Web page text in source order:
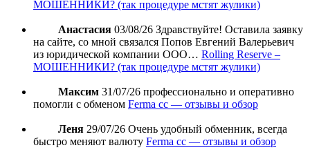
МОШЕННИКИ? (так процедуре мстят жулики)
Анастасия 03/08/26 Здравствуйте! Оставила заявку
на сайте, со мной связался Попов Евгений Валерьевич
из юридической компании ООО… Rolling Reserve –
МОШЕННИКИ? (так процедуре мстят жулики)
Максим 31/07/26 профессионально и оперативно
помогли с обменом Ferma cc — отзывы и обзор
Леня 29/07/26 Очень удобный обменник, всегда
быстро меняют валюту Ferma cc — отзывы и обзор